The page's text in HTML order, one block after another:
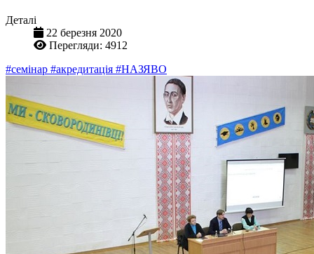
Деталі
22 березня 2020
Перегляди: 4912
#семінар #акредитація #НАЗЯВО